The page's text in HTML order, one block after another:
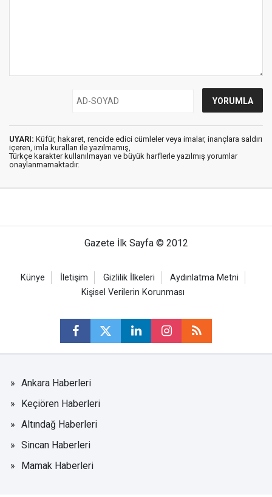
UYARI: Küfür, hakaret, rencide edici cümleler veya imalar, inançlara saldırı
içeren, imla kuralları ile yazılmamış,
Türkçe karakter kullanılmayan ve büyük harflerle yazılmış yorumlar
onaylanmamaktadır.
Gazete İlk Sayfa © 2012
Künye İletişim Gizlilik İlkeleri
Aydınlatma Metni
Kişisel Verilerin Korunması
Ankara Haberleri
Keçiören Haberleri
Altındağ Haberleri
Sincan Haberleri
Mamak Haberleri